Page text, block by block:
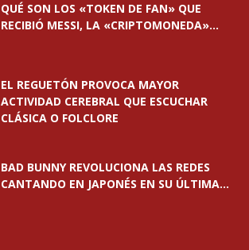
QUÉ SON LOS «TOKEN DE FAN» QUE
RECIBIÓ MESSI, LA «CRIPTOMONEDA»...
EL REGUETÓN PROVOCA MAYOR
ACTIVIDAD CEREBRAL QUE ESCUCHAR
CLÁSICA O FOLCLORE
BAD BUNNY REVOLUCIONA LAS REDES
CANTANDO EN JAPONÉS EN SU ÚLTIMA...